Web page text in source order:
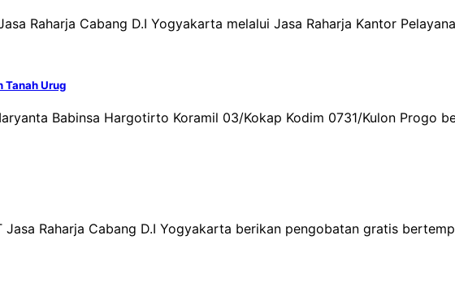
Raharja Cabang D.I Yogyakarta melalui Jasa Raharja Kantor
Tanah Urug
Babinsa Hargotirto Koramil 03/Kokap Kodim 0731/Kulon Progo
Jasa Raharja Cabang D.I Yogyakarta berikan pengobatan gratis